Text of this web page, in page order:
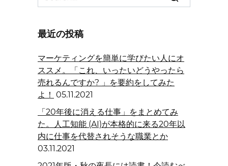
for:
最近の投稿
マーケティングを簡単に学びたい人にオ
ススメ。「これ、いったいどうやったら
売れるんですか? 」を要約をしてみた
よ！ 05.11.2021
「20年後に消える仕事」をまとめてみ
た。人工知能 (AI)が本格的に来る20年以
内に仕事を代替されそうな職業とか
03.11.2021